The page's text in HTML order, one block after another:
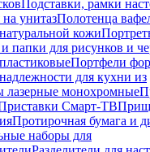
Подставки, рамки
унитазПолотенца
кожи
папки для рисунков и
Портфели
для кухни из
лазерные монохромные
Смарт-ТВ
Протирочная бумага и
наборы для